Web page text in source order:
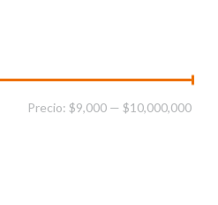
Precio: $9,000 — $10,000,000